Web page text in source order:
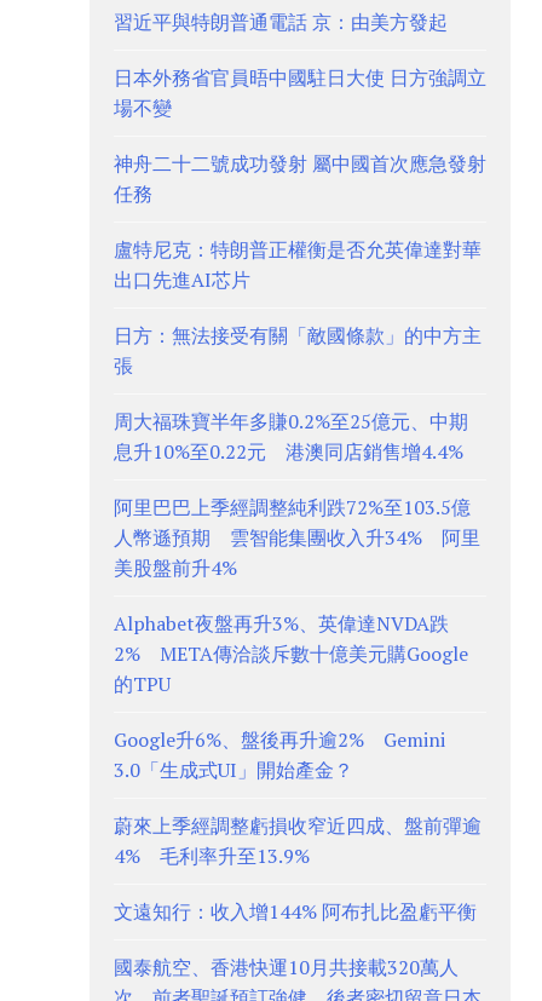
習近平與特朗普通電話 京：由美方發起
日本外務省官員晤中國駐日大使 日方強調立
場不變
神舟二十二號成功發射 屬中國首次應急發射
任務
盧特尼克：特朗普正權衡是否允英偉達對華
出口先進AI芯片
日方：無法接受有關「敵國條款」的中方主
張
周大福珠寶半年多賺0.2%至25億元、中期
息升10%至0.22元 港澳同店銷售增4.4%
阿里巴巴上季經調整純利跌72%至103.5億
人幣遜預期 雲智能集團收入升34% 阿里
美股盤前升4%
Alphabet夜盤再升3%、英偉達NVDA跌
2% META傳洽談斥數十億美元購Google
的TPU
Google升6%、盤後再升逾2% Gemini
3.0「生成式UI」開始產金？
蔚來上季經調整虧損收窄近四成、盤前彈逾
4% 毛利率升至13.9%
文遠知行：收入增144% 阿布扎比盈虧平衡
國泰航空、香港快運10月共接載320萬人